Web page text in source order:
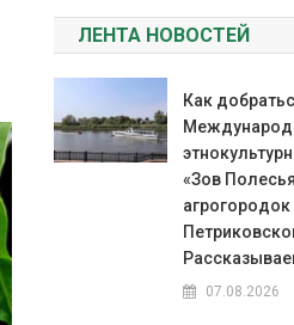
ЛЕНТА НОВОСТЕЙ
Как
«Зов
07.08.2026